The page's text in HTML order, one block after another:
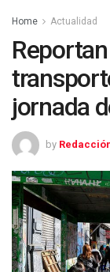
Home Actualidad
jornada
by